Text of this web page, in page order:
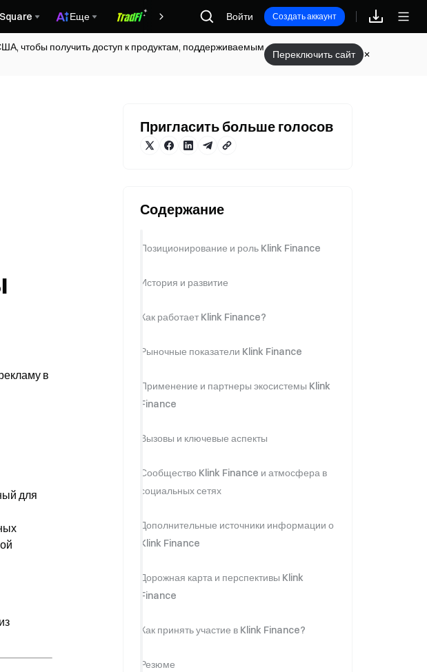
Square Еще Награды
Войти Создать аккаунт
чтобы получить доступ к продуктам, поддерживаемым
Переключить сайт
в
для
Пригласить больше голосов
Содержание
Позиционирование и роль Klink Finance
История и развитие
Как работает Klink Finance?
Рыночные показатели Klink Finance
Применение и партнеры экосистемы Klink
Finance
Вызовы и ключевые аспекты
Сообщество Klink Finance и атмосфера в
социальных сетях
Дополнительные источники информации о
Klink Finance
Дорожная карта и перспективы Klink
Finance
Как принять участие в Klink Finance?
Резюме